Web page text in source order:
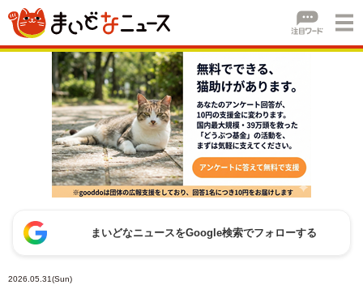
まいどなニュースをGoogle検索でフォローする
2026.05.31(Sun)